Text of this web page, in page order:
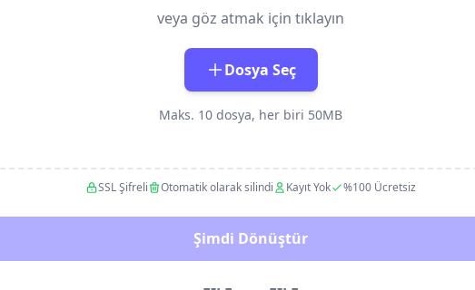
veya göz atmak için tıklayın
Dosya Seç
Maks. 10 dosya, her biri 50MB
SSL Şifreli Otomatik olarak silindi Kayıt Yok %100 Ücretsiz
Şimdi Dönüştür